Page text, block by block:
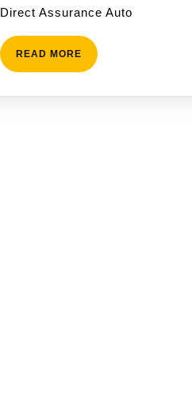
Direct Assurance Auto
READ MORE READ
MORE